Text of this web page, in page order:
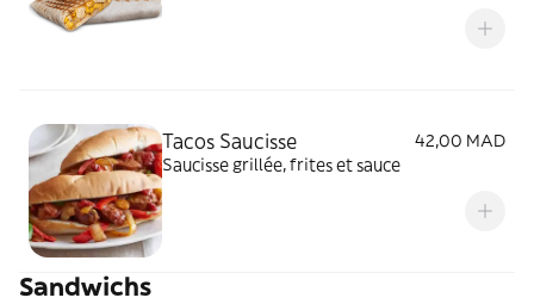
Tacos Saucisse
42,00 MAD
Saucisse grillée, frites et sauce
Sandwichs